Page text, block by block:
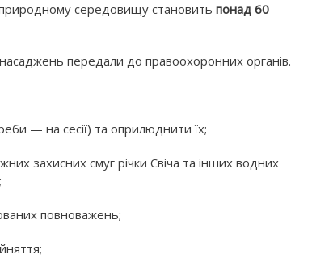
середовищу становить понад 60
передали до правоохоронних органів.
— на сесії) та оприлюднити їх;
захисних смуг річки Свіча та інших водних
повноважень;